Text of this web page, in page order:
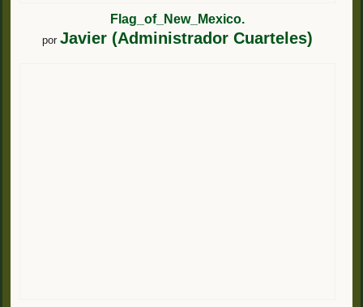
Flag_of_New_Mexico.
por Javier (Administrador Cuarteles)